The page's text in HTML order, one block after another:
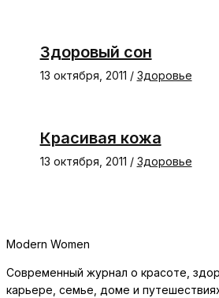
Здоровый сон
13 октября, 2011 / Здоровье
Красивая кожа
13 октября, 2011 / Здоровье
Modern Women
Современный журнал о красоте,
карьере, семье, доме и